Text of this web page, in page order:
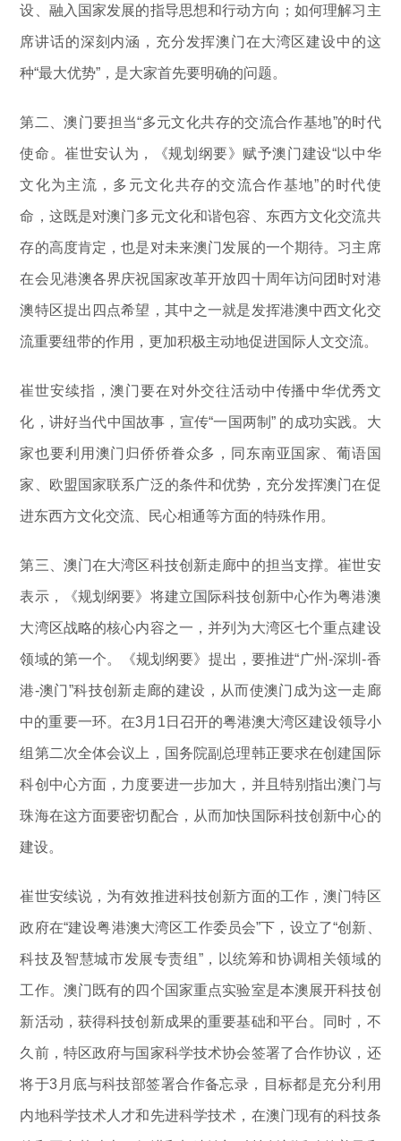
设、融入国家发展的指导思想和行动方向；如何理解习主
席讲话的深刻内涵，充分发挥澳门在大湾区建设中的这
种“最大优势”，是大家首先要明确的问题。
第二、澳门要担当“多元文化共存的交流合作基地”的时代
使命。崔世安认为，《规划纲要》赋予澳门建设“以中华
文化为主流，多元文化共存的交流合作基地”的时代使
命，这既是对澳门多元文化和谐包容、东西方文化交流共
存的高度肯定，也是对未来澳门发展的一个期待。习主席
在会见港澳各界庆祝国家改革开放四十周年访问团时对港
澳特区提出四点希望，其中之一就是发挥港澳中西文化交
流重要纽带的作用，更加积极主动地促进国际人文交流。
崔世安续指，澳门要在对外交往活动中传播中华优秀文
化，讲好当代中国故事，宣传“一国两制” 的成功实践。大
家也要利用澳门归侨侨眷众多，同东南亚国家、葡语国
家、欧盟国家联系广泛的条件和优势，充分发挥澳门在促
进东西方文化交流、民心相通等方面的特殊作用。
第三、澳门在大湾区科技创新走廊中的担当支撑。崔世安
表示，《规划纲要》将建立国际科技创新中心作为粤港澳
大湾区战略的核心内容之一，并列为大湾区七个重点建设
领域的第一个。《规划纲要》提出，要推进“广州-深圳-香
港-澳门”科技创新走廊的建设，从而使澳门成为这一走廊
中的重要一环。在3月1日召开的粤港澳大湾区建设领导小
组第二次全体会议上，国务院副总理韩正要求在创建国际
科创中心方面，力度要进一步加大，并且特别指出澳门与
珠海在这方面要密切配合，从而加快国际科技创新中心的
建设。
崔世安续说，为有效推进科技创新方面的工作，澳门特区
政府在“建设粤港澳大湾区工作委员会”下，设立了“创新、
科技及智慧城市发展专责组”，以统筹和协调相关领域的
工作。澳门既有的四个国家重点实验室是本澳展开科技创
新活动，获得科技创新成果的重要基础和平台。同时，不
久前，特区政府与国家科学技术协会签署了合作协议，还
将于3月底与科技部签署合作备忘录，目标都是充分利用
内地科学技术人才和先进科学技术，在澳门现有的科技条